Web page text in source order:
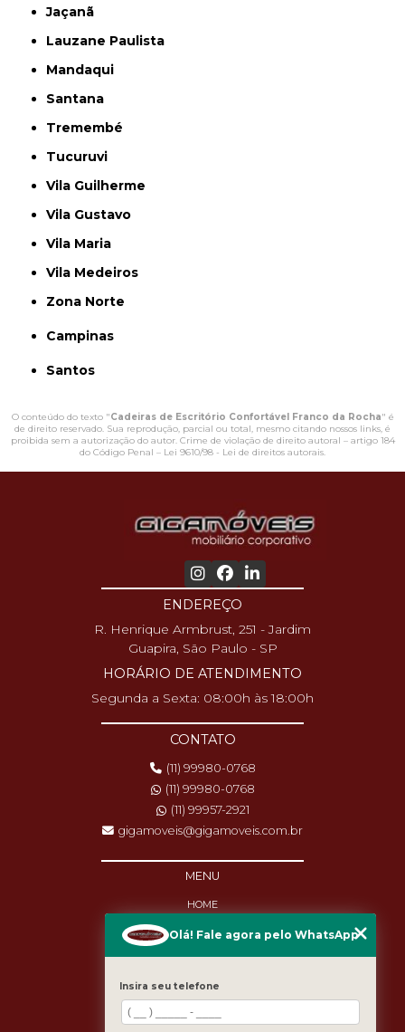
Jaçanã
Lauzane Paulista
Mandaqui
Santana
Tremembé
Tucuruvi
Vila Guilherme
Vila Gustavo
Vila Maria
Vila Medeiros
Zona Norte
Campinas
Santos
O conteúdo do texto "Cadeiras de Escritório Confortável Franco da Rocha" é
de direito reservado. Sua reprodução, parcial ou total, mesmo citando nossos links, é
proibida sem a autorização do autor. Crime de violação de direito autoral – artigo 184
do Código Penal – Lei 9610/98 - Lei de direitos autorais.
ENDEREÇO
R. Henrique Armbrust, 251 - Jardim
Guapira, São Paulo - SP
HORÁRIO DE ATENDIMENTO
Segunda a Sexta: 08:00h às 18:00h
CONTATO
(11) 99980-0768
(11) 99980-0768
(11) 99957-2921
gigamoveis@gigamoveis.com.br
MENU
HOME
PRODUTOS
MANUTENÇÃO
CASES
Olá! Fale agora pelo WhatsApp
Insira seu telefone